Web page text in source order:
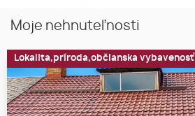
Moje nehnuteľnosti
Lokalita,príroda,občianska vybavenosť